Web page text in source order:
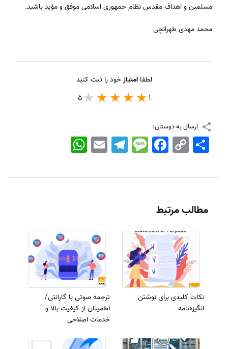
مسلمین و اهداف مقدس نظام جمهوری اسلامی موفق و مؤید باشید.
محمد مهدی طهرانچی
لطفاامتیازخود را ثبت کنید
1
5
ارسال به دوستان:
WhatsApp EmailTelegramMessageFacebook Copy
Link
اشتراک
مطالب مرتبط
نکات کلیدی برای نوشتن
انگیزه‌نامه
ترجمه صوتی با گارانتی/
اطمینان از کیفیت بالا و
خدمات اصلاحی